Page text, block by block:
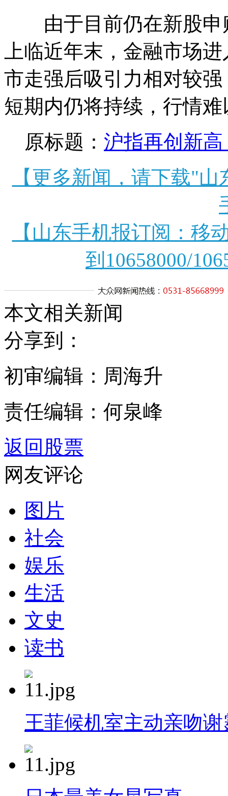
由于目前仍在新股申
上临近年末，金融市场
市走强后吸引力相对较
短期内仍将持续，行情
原标题： 沪指再创新
【更多新闻，请下载"
【山东手机报订阅：移
到10658000/
本文相关新闻
分享到：
初审编辑：周海升
责任编辑：何泉峰
返回股票
网友评论
图片
社会
娱乐
生活
文史
读书
王菲候机室主动亲吻谢